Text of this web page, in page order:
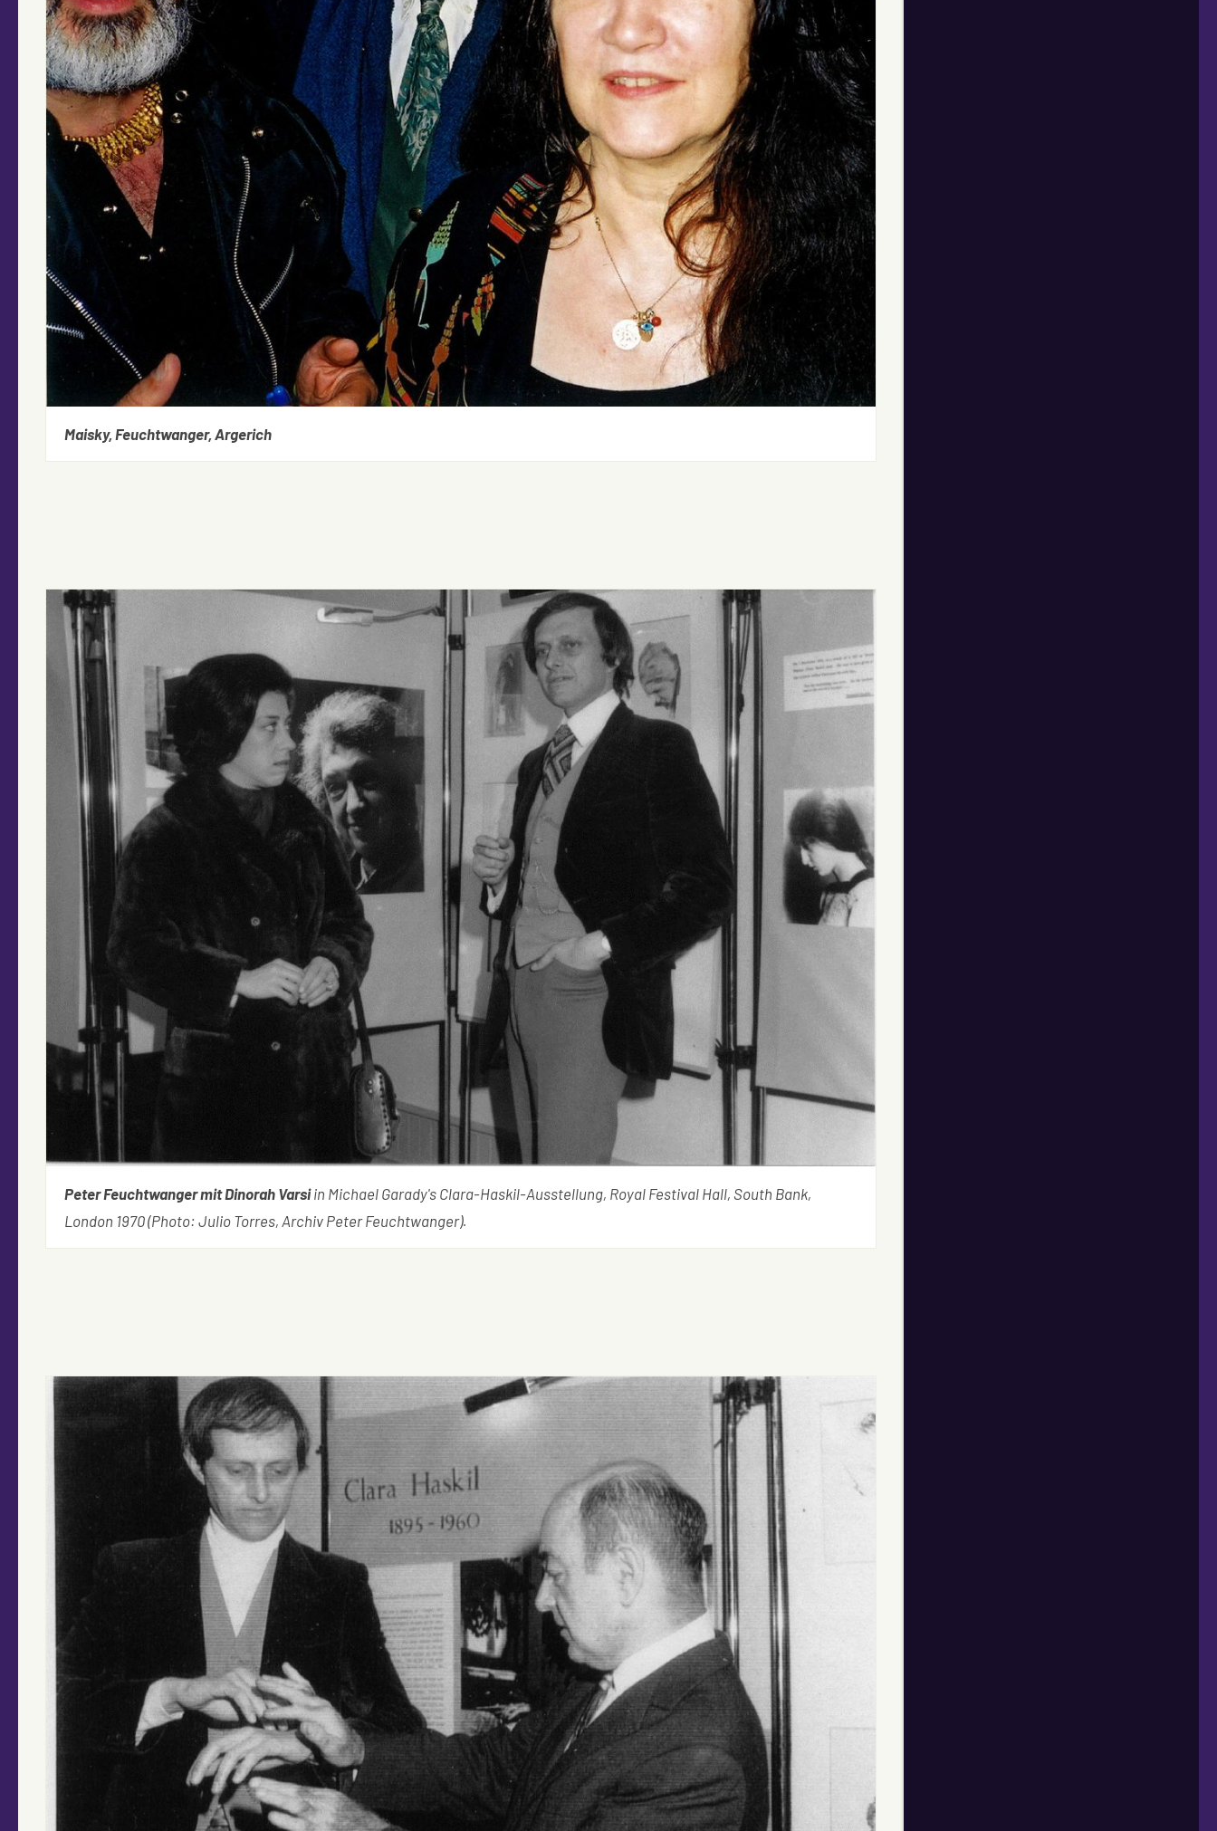
Maisky, Feuchtwanger, Argerich
Peter Feuchtwanger mit Dinorah Varsiin Michael Garady's Clara-Haskil-Ausstellung, Royal Festival Hall, South Bank,
London 1970 (Photo: Julio Torres, Archiv Peter Feuchtwanger).